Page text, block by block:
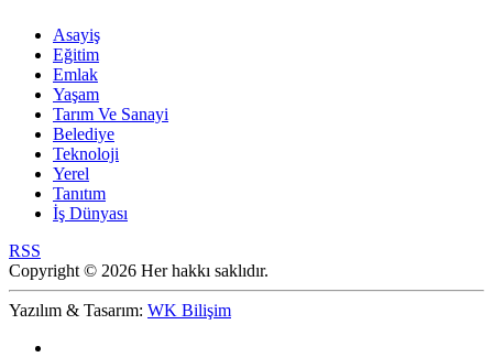
Asayiş
Eğitim
Emlak
Yaşam
Tarım Ve Sanayi
Belediye
Teknoloji
Yerel
Tanıtım
İş Dünyası
RSS
Copyright © 2026 Her hakkı saklıdır.
Yazılım & Tasarım: WK Bilişim